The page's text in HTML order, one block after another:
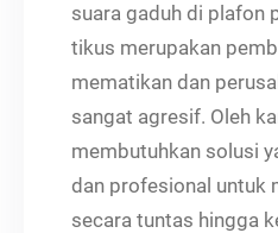
suara gaduh di plafon
tikus merupakan
mematikan dan
sangat agresif. Oleh
membutuhkan solusi
dan profesional untuk
secara tuntas hingga